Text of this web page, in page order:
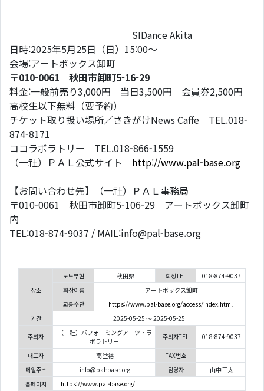
SIDance Akita
日時:2025年5月25日（日）15:00〜
会場:アートボックス卸町
〒010-0061 秋田市卸町5-16-29
料金:一般前売り3,000円 当日3,500円 会員券2,500円
高校生以下無料（要予約）
チケット取り扱い場所／さきがけNews Caffe TEL.018-
874-8171
ココラボラトリー TEL.018-866-1559
（一社）ＰＡＬ公式サイト http://www.pal-base.org
【お問い合わせ先】（一社）ＰＡＬ事務局
〒010-0061 秋田市卸町5-106-29 アートボックス卸町
内
TEL:018-874-9037 / MAIL:info@pal-base.org
장소
도도부현 秋田県 회장TEL
018-874-9037
회장이름
アートボックス卸町
교통수단
https://www.pal-base.org/access/index.html
기간
2025-05-25 ～ 2025-05-25
주최자
（一社）パフォーミングアーツ・ラ
ボラトリー
주최자TEL 018-874-9037
대표자 高堂裕
FAX번호
메일주소
info@pal-base.org 담당자
山中三太
홈페이지
https://www.pal-base.org/